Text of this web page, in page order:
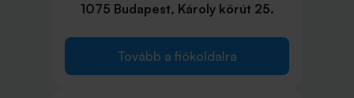
1075 Budapest, Károly körút 25.
Tovább a fiókoldalra